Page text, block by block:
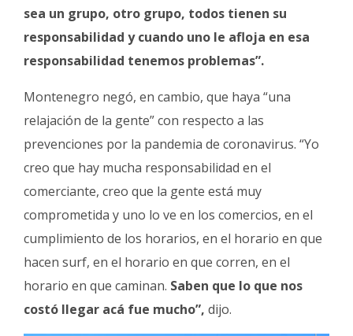
sea un grupo, otro grupo, todos tienen su
responsabilidad y cuando uno le afloja en esa
responsabilidad tenemos problemas”.
Montenegro negó, en cambio, que haya “una
relajación de la gente” con respecto a las
prevenciones por la pandemia de coronavirus. “Yo
creo que hay mucha responsabilidad en el
comerciante, creo que la gente está muy
comprometida y uno lo ve en los comercios, en el
cumplimiento de los horarios, en el horario en que
hacen surf, en el horario en que corren, en el
horario en que caminan. Saben que lo que nos
costó llegar acá fue mucho”, dijo.